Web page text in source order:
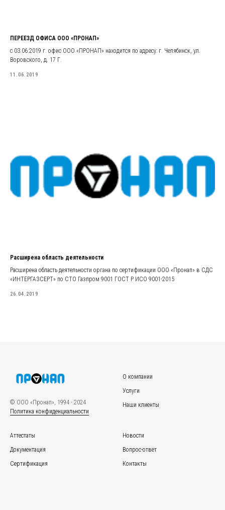
ПЕРЕЕЗД ОФИСА ООО «ПРОНАП»
с 03.06.2019 г. офис ООО «ПРОНАП» находится по адресу: г. Челябинск, ул.
Воровского, д. 17 Г.
11.06.2019
Расширена область деятельности
Расширена область деятельности органа по сертификации ООО «Пронап» в СДС
«ИНТЕРГАЗСЕРТ» по СТО Газпром 9001 ГОСТ Р ИСО 9001-2015
26.04.2019
© ООО «Пронап», 1994 - 2024
Политика конфиденциальности
О компании
Услуги
Наши клиенты
Аттестаты
Документация
Сертификация
Новости
Вопрос-ответ
Контакты